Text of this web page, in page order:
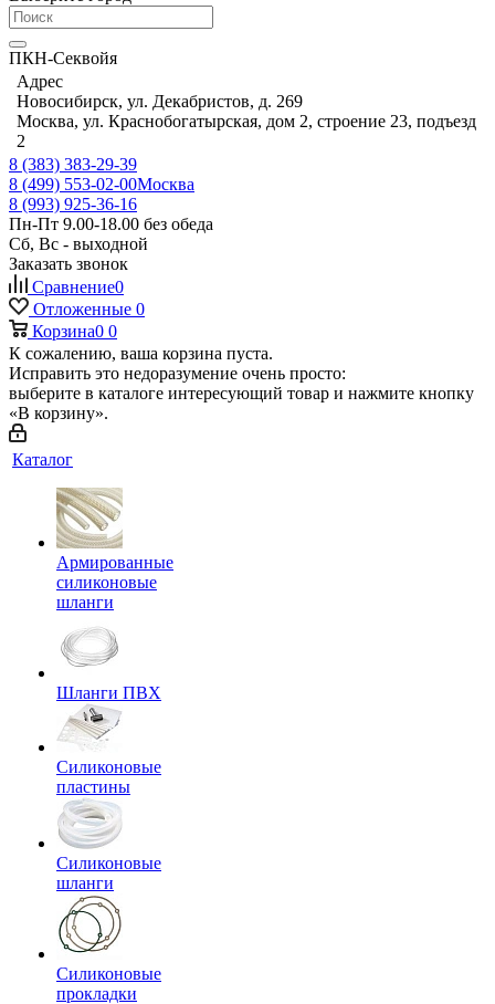
ПКН-Секвойя
Адрес
Новосибирск, ул. Декабристов, д. 269
Москва, ул. Краснобогатырская, дом 2, строение 23, подъезд
2
8 (383) 383-29-39
8 (499) 553-02-00Москва
8 (993) 925-36-16
Пн-Пт 9.00-18.00 без обеда
Сб, Вс - выходной
Заказать звонок
Сравнение0
Отложенные 0
Корзина0 0
К сожалению, ваша корзина пуста.
Исправить это недоразумение очень просто:
выберите в каталоге интересующий товар и нажмите кнопку
«В корзину».
Каталог
Армированные
силиконовые
шланги
Шланги ПВХ
Силиконовые
пластины
Силиконовые
шланги
Силиконовые
прокладки